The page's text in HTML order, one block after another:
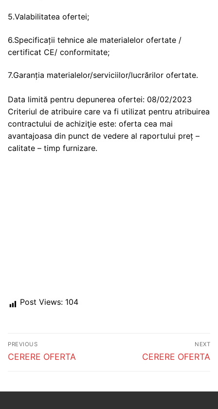
5.Valabilitatea ofertei;
6.Specificații tehnice ale materialelor ofertate /
certificat CE/ conformitate;
7.Garanția materialelor/serviciilor/lucrărilor ofertate.
Data limită pentru depunerea ofertei: 08/02/2023
Criteriul de atribuire care va fi utilizat pentru atribuirea
contractului de achiziţie este: oferta cea mai
avantajoasa din punct de vedere al raportului preț –
calitate – timp furnizare.
Post Views: 104
Post
navigation
PREVIOUS
Previous
CERERE OFERTA
NEXT
Next
CERERE OFERTA